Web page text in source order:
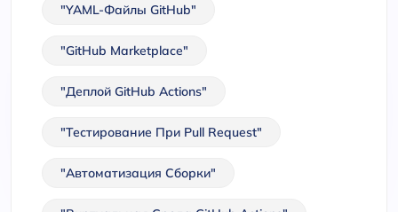
"YAML-Файлы GitHub"
"GitHub Marketplace"
"деплой GitHub Actions"
"тестирование При Pull Request"
"автоматизация Сборки"